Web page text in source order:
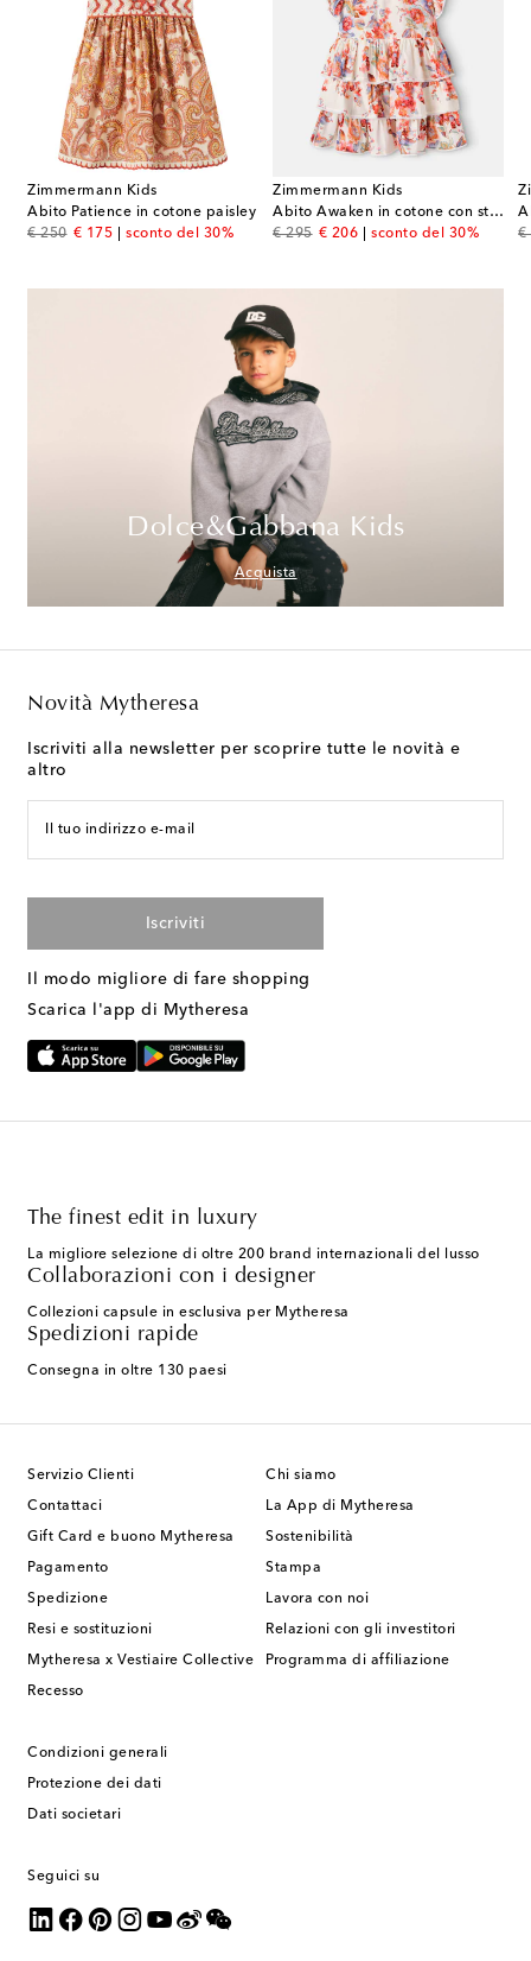
Zimmermann Kids
Abito Patience in cotone paisley
€ 250
original price
€ 175
discount pricesconto del 30%
Zimmermann Kids
Abito Awaken in cotone con stampa
€ 295
original price
€ 206
discount pricesconto del 30% €
Dolce&Gabbana Kids
Acquista
Novità Mytheresa
Iscriviti alla newsletter per scoprire tutte le novità e
altro
Il tuo indirizzo e-mail
Iscriviti
Il modo migliore di fare shopping
Scarica l'app di Mytheresa
The finest edit in luxury
La migliore selezione di oltre 200 brand internazionali del lusso
Collaborazioni con i designer
Collezioni capsule in esclusiva per Mytheresa
Spedizioni rapide
Consegna in oltre 130 paesi
Servizio Clienti
Contattaci
Gift Card e buono Mytheresa
Pagamento
Spedizione
Resi e sostituzioni
Mytheresa x Vestiaire Collective
Recesso
Chi siamo
La App di Mytheresa
Sostenibilità
Stampa
Lavora con noi
Relazioni con gli investitori
Programma di affiliazione
Condizioni generali
Protezione dei dati
Dati societari
Seguici su